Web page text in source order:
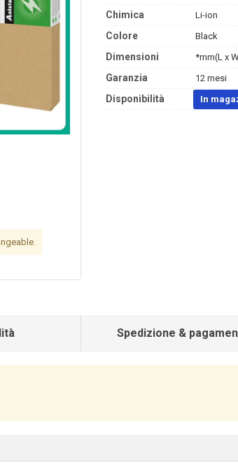
Chimica Li-ion
Colore Black
Dimensioni *mm(L x
Garanzia 12 mesi
Disponibilità In
Spedizione &